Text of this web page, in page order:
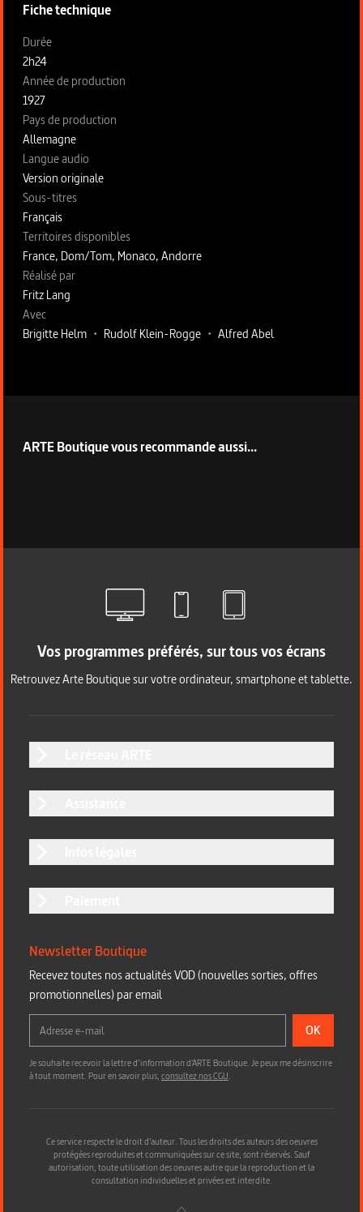
Fiche technique
Fiche technique section gauche
Durée
2h24
Année de production
1927
Pays de production
Allemagne
Langue audio
Version originale
Sous-titres
Français
Territoires disponibles
France, Dom/Tom, Monaco, Andorre
Fiche technique section droite
Réalisé par
Fritz Lang
Avec
Brigitte Helm • Rudolf Klein-Rogge • Alfred Abel
ARTE Boutique vous recommande aussi...
Vos programmes préférés, sur tous vos écrans
Retrouvez Arte Boutique sur votre ordinateur, smartphone et tablette.
Newsletter Boutique
Recevez toutes nos actualités VOD (nouvelles sorties, offres
promotionnelles) par email
OK
Je souhaite recevoir la lettre d’information d'ARTE Boutique. Je peux me désinscrire
à tout moment. Pour en savoir plus,consultez nos CGU.
Ce service respecte le droit d’auteur. Tous les droits des auteurs des oeuvres
protégées reproduites et communiquées sur ce site, sont réservés. Sauf
autorisation, toute utilisation des oeuvres autre que la reproduction et la
consultation individuelles et privées est interdite.